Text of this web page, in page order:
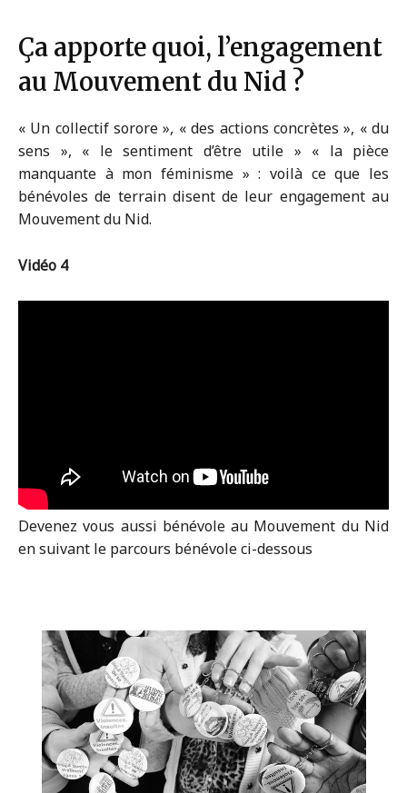
Ça apporte quoi, l’engagement
au Mouvement du Nid ?
« Un collectif sorore », « des actions concrètes », « du
sens », « le sentiment d’être utile » « la pièce
manquante à mon féminisme » : voilà ce que les
bénévoles de terrain disent de leur engagement au
Mouvement du Nid.
Vidéo 4
Devenez vous aussi bénévole au Mouvement du Nid
en suivant le parcours bénévole ci-dessous